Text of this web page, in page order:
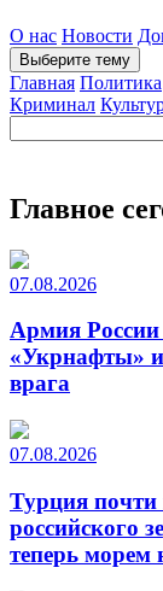
О нас Новости
Выберите тему
Главная Политика
Криминал
Главное
07.08.2026
Армия России
«Укрнафты»
врага
07.08.2026
Турция
российского
теперь морем